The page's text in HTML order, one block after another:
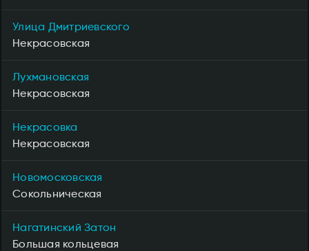
Улица Дмитриевского
Некрасовская
Лухмановская
Некрасовская
Некрасовка
Некрасовская
Новомосковская
Сокольническая
Нагатинский Затон
Большая кольцевая